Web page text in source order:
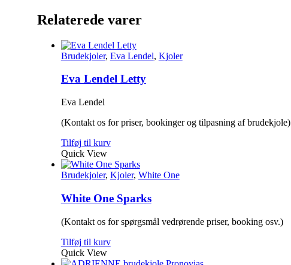
Relaterede varer
Brudekjoler, Eva Lendel, Kjoler
Eva Lendel Letty
Eva Lendel
(Kontakt os for priser, bookinger og tilpasning af brudekjole)
Tilføj til kurv
Quick View
Brudekjoler, Kjoler, White One
White One Sparks
(Kontakt os for spørgsmål vedrørende priser, booking osv.)
Tilføj til kurv
Quick View